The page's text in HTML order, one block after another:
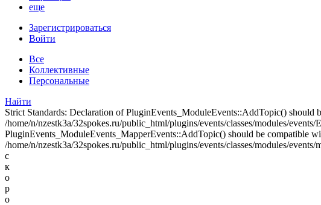
еще
Зарегистрироваться
Войти
Все
Коллективные
Персональные
Найти
Strict Standards: Declaration of PluginEvents_ModuleEvents::AddTopic()
/home/n/nzestk3a/32spokes.ru/public_html/plugins/events/classes/modules/
PluginEvents_ModuleEvents_MapperEvents::AddTopic() should be
/home/n/nzestk3a/32spokes.ru/public_html/plugins/events/classes/modules/events/
с
к
о
р
о